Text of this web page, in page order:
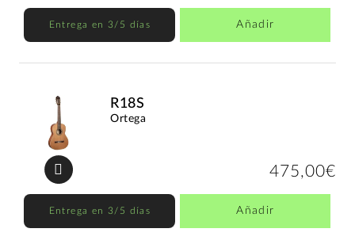
Entrega en 3/5 días Añadir
R18S
Ortega
475,00€
Entrega en 3/5 días Añadir